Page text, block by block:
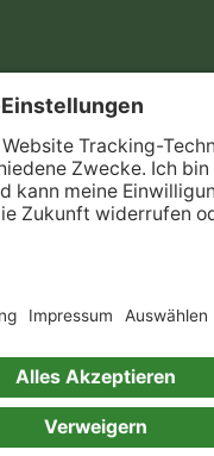
Data
ein gutes Buch